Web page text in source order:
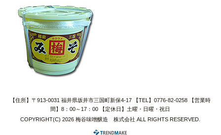
【住所】〒913-0031 福井県坂井市三国町新保4-17 【TEL】0776-82-0258 【営業時
間】8：00～17：00 【定休日】土曜・日曜・祝日
COPYRIGHT(C) 2026 梅谷味噌醸造 株式会社 ALL RIGHTS RESERVED.